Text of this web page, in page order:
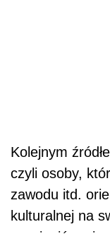
Kolejnym
czyli osoby,
zawodu itd.
kulturalnej na